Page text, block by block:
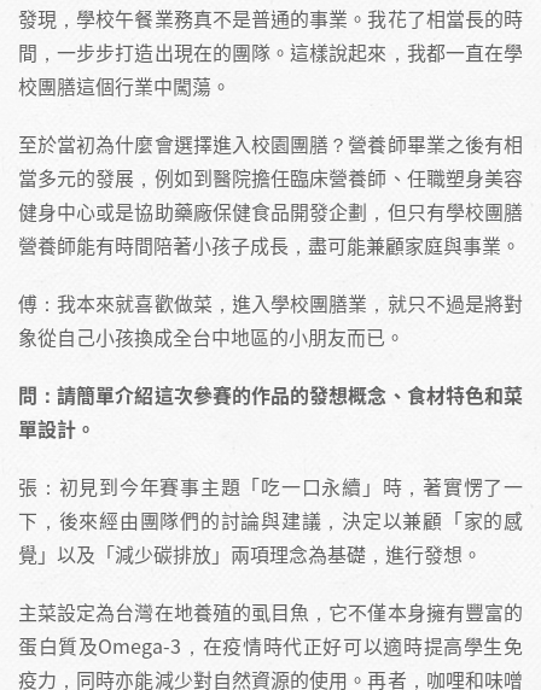
發現，學校午餐業務真不是普通的事業。我花了相當長的時
間，一步步打造出現在的團隊。這樣說起來，我都一直在學
校團膳這個行業中闖蕩。
至於當初為什麼會選擇進入校園團膳？營養師畢業之後有相
當多元的發展，例如到醫院擔任臨床營養師、任職塑身美容
健身中心或是協助藥廠保健食品開發企劃，但只有學校團膳
營養師能有時間陪著小孩子成長，盡可能兼顧家庭與事業。
傅：我本來就喜歡做菜，進入學校團膳業，就只不過是將對
象從自己小孩換成全台中地區的小朋友而已。
問：請簡單介紹這次參賽的作品的發想概念、食材特色和菜
單設計。
張：初見到今年賽事主題「吃一口永續」時，著實愣了一
下，後來經由團隊們的討論與建議，決定以兼顧「家的感
覺」以及「減少碳排放」兩項理念為基礎，進行發想。
主菜設定為台灣在地養殖的虱目魚，它不僅本身擁有豐富的
蛋白質及Omega-3，在疫情時代正好可以適時提高學生免
疫力，同時亦能減少對自然資源的使用。再者，咖哩和味噌